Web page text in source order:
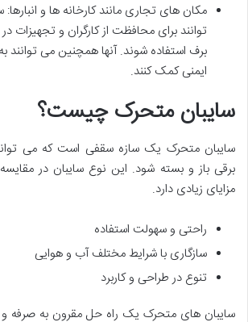
مکان های تجاری مانند کارخانه ها و
توانند برای محافظت از کارگران و تجهیزات در
برف استفاده شوند. آنها همچنین می توانند
ایمنی کمک کنند.
سایبان متحرک چیست؟
سایبان متحرک یک سازه سقفی است که می
برقی باز و بسته شود. این نوع سایبان در
مزایای زیادی دارد.
راحتی و سهولت استفاده
سازگاری با شرایط مختلف آب و هوایی
تنوع در طراحی و کاربرد
سایبان های متحرک یک راه حل مقرون به صرفه و